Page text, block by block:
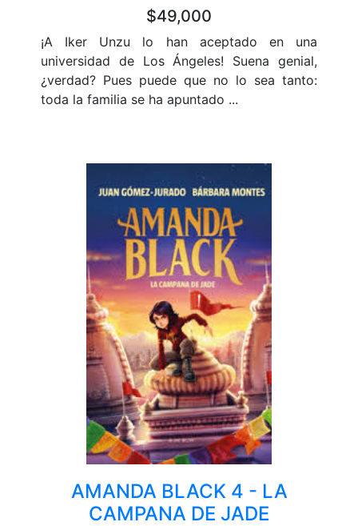
$49,000
¡A Iker Unzu lo han aceptado en una
universidad de Los Ángeles! Suena genial,
¿verdad? Pues puede que no lo sea tanto:
toda la familia se ha apuntado ...
AMANDA BLACK 4 - LA
CAMPANA DE JADE